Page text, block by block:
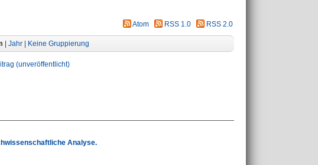
Atom RSS 1.0 RSS 2.0
Jahr| Keine Gruppierung
(unveröffentlicht)
Analyse.